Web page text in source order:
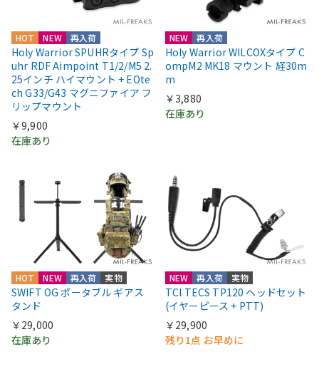
HOT NEW 再入荷
Holy Warrior SPUHRタイプ Sp
uhr RDF Aimpoint T1/2/M5 2.
25インチ ハイマウント + EOte
ch G33/G43 マグニファイア フ
リップマウント
￥9,900
在庫あり
NEW 再入荷
Holy Warrior WILCOXタイプ C
ompM2 MK18 マウント 経30m
m
￥3,880
在庫あり
HOT NEW 再入荷 実物
SWIFT OG ポータブル ギアス
タンド
￥29,000
在庫あり
NEW 再入荷 実物
TCI TECS TP120 ヘッドセット
(イヤーピース + PTT)
￥29,900
残り1点 お早めに